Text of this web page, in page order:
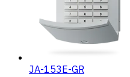
JA-153E-GR